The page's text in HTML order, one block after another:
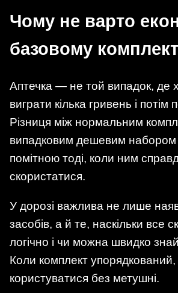
Чому не варто
базовому
Аптечка — не той випадок, де
виграти кілька гривень і потім
Різниця між нормальним
випадковим дешевим набором
помітною тоді, коли ним
скористатися.
У дорозі важлива не лише
засобів, а й те, наскільки все
логічно і чи можна швидко
Коли комплект
користуватися без метушні.